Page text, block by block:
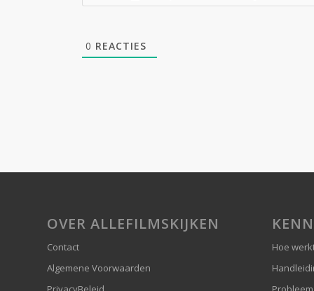
0 REACTIES
OVER ALLEFILMSKIJKEN
Contact
Algemene Voorwaarden
Hoe